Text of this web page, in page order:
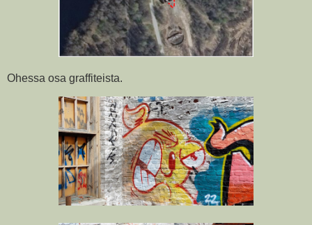
Ohessa osa graffiteista.